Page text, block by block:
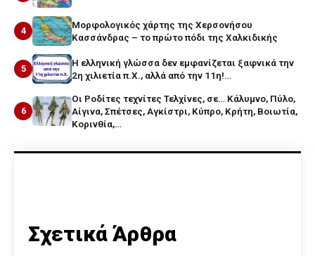
4
Μορφολογικός χάρτης της Χερσονήσου
Κασσάνδρας – το πρώτο πόδι της Χαλκιδικής
5
Η ελληνική γλώσσα δεν εμφανίζεται ξαφνικά την
2η χιλιετία π.Χ., αλλά από την 11η!…
6
Οι Ροδίτες τεχνίτες Τελχίνες, σε… Κάλυμνο, Πύλο,
Αίγινα, Σπέτσες, Αγκίστρι, Κύπρο, Κρήτη, Βοιωτία,
Κορινθία,…
Σχετικά Άρθρα